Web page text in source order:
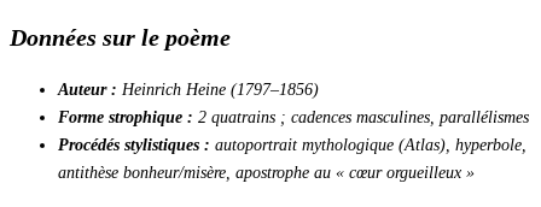
Données sur le poème
Auteur : Heinrich Heine (1797–1856)
Forme strophique : 2 quatrains ; cadences masculines, parallélismes
Procédés stylistiques : autoportrait mythologique (Atlas), hyperbole,
antithèse bonheur/misère, apostrophe au « cœur orgueilleux »